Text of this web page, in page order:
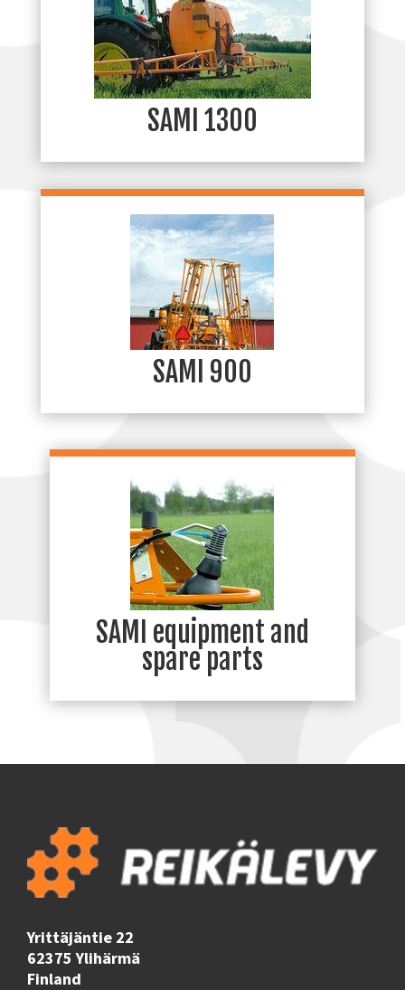
SAMI 1300
SAMI 900
SAMI equipment and
spare parts
Yrittäjäntie 22
62375 Ylihärmä
Finland